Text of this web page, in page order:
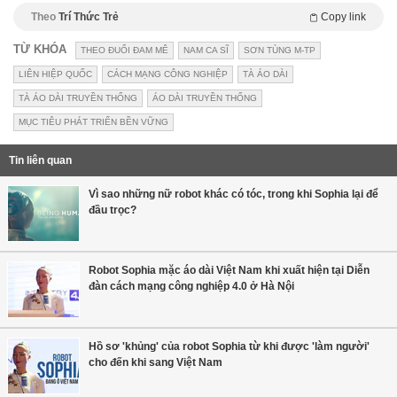
Theo Trí Thức Trẻ Copy link
TỪ KHÓA THEO ĐUỔI ĐAM MÊ NAM CA SĨ SƠN TÙNG M-TP
LIÊN HIỆP QUỐC CÁCH MẠNG CÔNG NGHIỆP TÀ ÁO DÀI
TÀ ÁO DÀI TRUYỀN THỐNG ÁO DÀI TRUYỀN THỐNG
MỤC TIÊU PHÁT TRIỂN BỀN VỮNG
Tin liên quan
Vì sao những nữ robot khác có tóc, trong khi Sophia lại để
đầu trọc?
Robot Sophia mặc áo dài Việt Nam khi xuất hiện tại Diễn
đàn cách mạng công nghiệp 4.0 ở Hà Nội
Hồ sơ 'khủng' của robot Sophia từ khi được 'làm người'
cho đến khi sang Việt Nam